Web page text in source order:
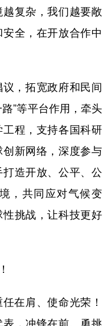
复杂，我们越要敞
全，在开放合作中
，拓宽政府和民间
”等平台作用，牵头
程，支持各国科研
创新网络，深度参与
造开放、公平、公
，共同应对气候变
挑战，让科技更好
在肩、使命光荣！
，冲锋在前、勇挑